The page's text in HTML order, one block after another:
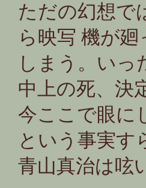
ただの幻想で
ら映写 機が
しまう。いっ
中上の死、決
今ここで眼に
という事実す
青山真治は呟